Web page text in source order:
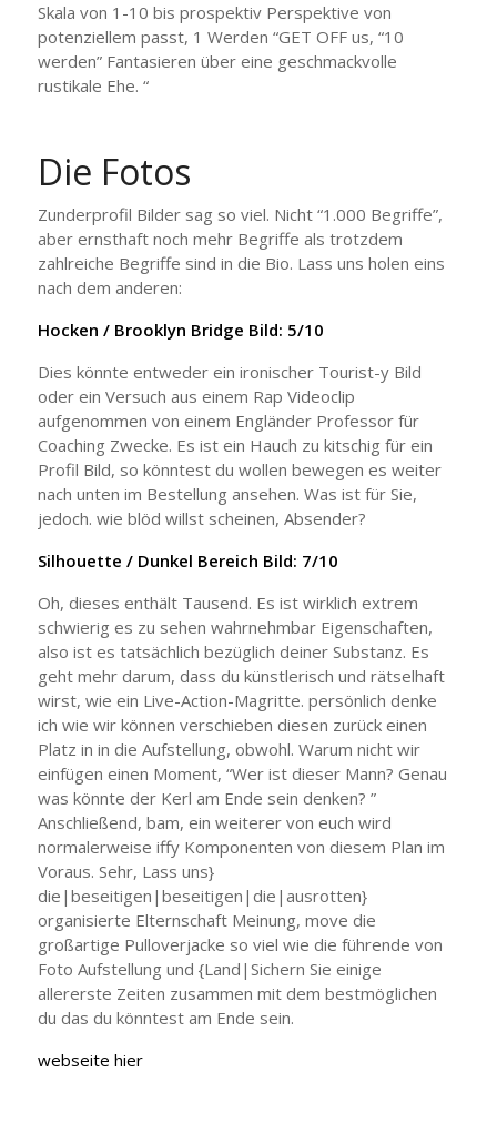
Skala von 1-10 bis prospektiv Perspektive von
potenziellem passt, 1 Werden “GET OFF us, “10
werden” Fantasieren über eine geschmackvolle
rustikale Ehe. “
Die Fotos
Zunderprofil Bilder sag so viel. Nicht “1.000 Begriffe”,
aber ernsthaft noch mehr Begriffe als trotzdem
zahlreiche Begriffe sind in die Bio. Lass uns holen eins
nach dem anderen:
Hocken / Brooklyn Bridge Bild: 5/10
Dies könnte entweder ein ironischer Tourist-y Bild
oder ein Versuch aus einem Rap Videoclip
aufgenommen von einem Engländer Professor für
Coaching Zwecke. Es ist ein Hauch zu kitschig für ein
Profil Bild, so könntest du wollen bewegen es weiter
nach unten im Bestellung ansehen. Was ist für Sie,
jedoch. wie blöd willst scheinen, Absender?
Silhouette / Dunkel Bereich Bild: 7/10
Oh, dieses enthält Tausend. Es ist wirklich extrem
schwierig es zu sehen wahrnehmbar Eigenschaften,
also ist es tatsächlich bezüglich deiner Substanz. Es
geht mehr darum, dass du künstlerisch und rätselhaft
wirst, wie ein Live-Action-Magritte. persönlich denke
ich wie wir können verschieben diesen zurück einen
Platz in in die Aufstellung, obwohl. Warum nicht wir
einfügen einen Moment, “Wer ist dieser Mann? Genau
was könnte der Kerl am Ende sein denken? ”
Anschließend, bam, ein weiterer von euch wird
normalerweise iffy Komponenten von diesem Plan im
Voraus. Sehr, Lass uns}
die|beseitigen|beseitigen|die|ausrotten}
organisierte Elternschaft Meinung, move die
großartige Pulloverjacke so viel wie die führende von
Foto Aufstellung und {Land|Sichern Sie einige
allererste Zeiten zusammen mit dem bestmöglichen
du das du könntest am Ende sein.
webseite hier